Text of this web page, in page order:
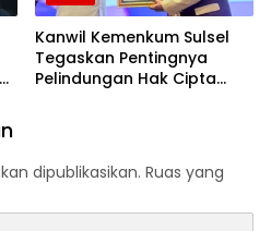
Kanwil Kemenkum Sulsel
Tegaskan Pentingnya
Pelindungan Hak Cipta
dipublikasikan. Ruas yang